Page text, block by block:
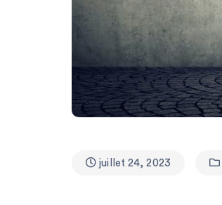
juillet 24, 2023